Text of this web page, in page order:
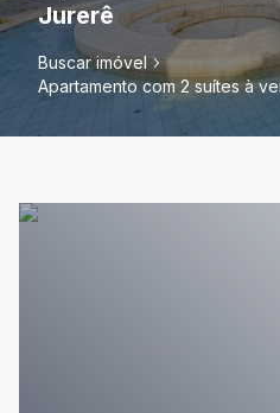
Jurerê
Buscar imóvel
Apartamento com 2 suítes à